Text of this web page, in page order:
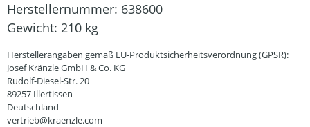
Herstellernummer: 638600
Gewicht: 210 kg
Herstellerangaben gemäß EU-Produktsicherheitsverordnung (GPSR):
Josef Kränzle GmbH & Co. KG
Rudolf-Diesel-Str. 20
89257 Illertissen
Deutschland
vertrieb@kraenzle.com